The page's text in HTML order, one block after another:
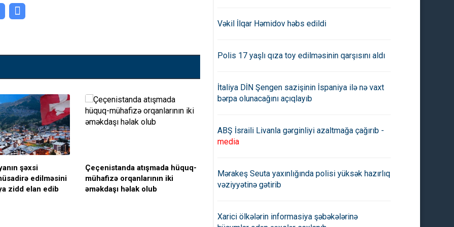
şəxsi
edilməsini
zidd elan edib
Çeçenistanda atışmada hüquq-
mühafizə orqanlarının iki
əməkdaşı həlak olub
Ermənistan baş nazirinin
Moskvada görüşəcəyini
Ukraynadakı sülh prosesində
Vəkil İlqar Həmidov həbs edildi
Polis 17 yaşlı qıza toy edilməsinin qarşısını aldı
İtaliya DİN Şengen sazişinin İspaniya ilə nə vaxt
bərpa olunacağını açıqlayıb
ABŞ İsraili Livanla gərginliyi azaltmağa çağırıb -
media
Mərakeş Seuta yaxınlığında polisi yüksək hazırlıq
vəziyyətinə gətirib
Xarici ölkələrin informasiya şəbəkələrinə